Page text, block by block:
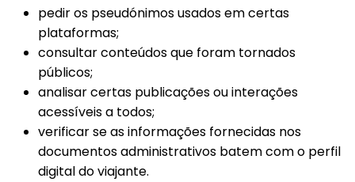
pedir os pseudónimos usados em certas
plataformas;
consultar conteúdos que foram tornados
públicos;
analisar certas publicações ou interações
acessíveis a todos;
verificar se as informações fornecidas nos
documentos administrativos batem com o perfil
digital do viajante.